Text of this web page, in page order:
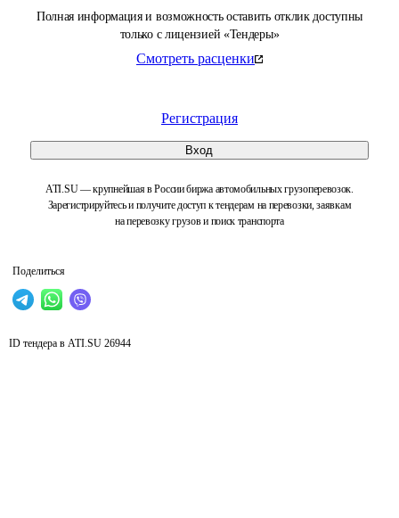
Полная информация и возможность оставить отклик доступны
только с лицензией «Тендеры»
Смотреть расценки
Регистрация
Вход
ATI.SU — крупнейшая в России биржа автомобильных грузоперевозок.
Зарегистрируйтесь и получите доступ к тендерам на перевозки, заявкам
на перевозку грузов и поиск транспорта
Поделиться
ID тендера в ATI.SU 26944